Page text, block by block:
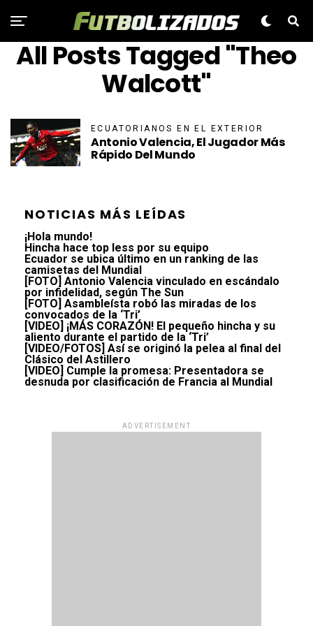
All Posts Tagged "Theo
Walcott"
ECUATORIANOS EN EL EXTERIOR
Antonio Valencia, El Jugador Más
Rápido Del Mundo
NOTICIAS MÁS LEÍDAS
¡Hola mundo!
Hincha hace top less por su equipo
Ecuador se ubica último en un ranking de las
camisetas del Mundial
[FOTO] Antonio Valencia vinculado en escándalo
por infidelidad, según The Sun
[FOTO] Asambleísta robó las miradas de los
convocados de la ‘Tri’
[VIDEO] ¡MÁS CORAZÓN! El pequeño hincha y su
aliento durante el partido de la ‘Tri’
[VIDEO/FOTOS] Así se originó la pelea al final del
Clásico del Astillero
[VIDEO] Cumple la promesa: Presentadora se
desnuda por clasificación de Francia al Mundial
ADVERTISEMENT